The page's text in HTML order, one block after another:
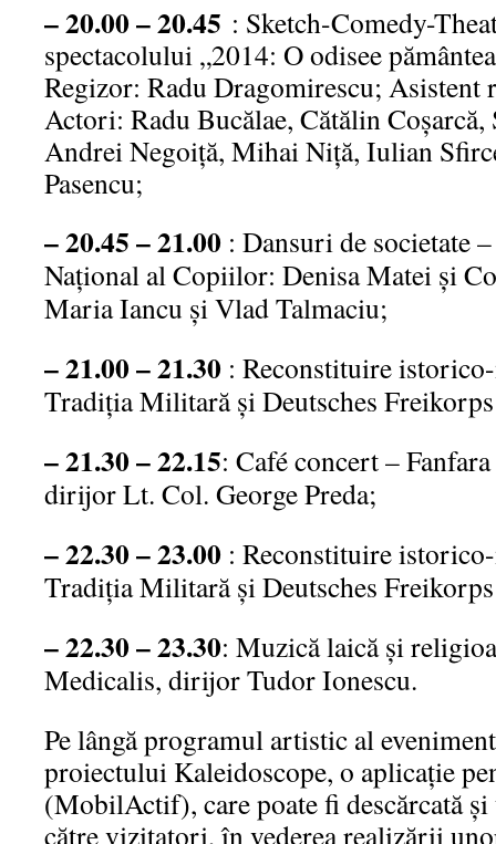
– 20.00 – 20.45 : Sketch-Comedy-
spectacolului „2014: O odisee
Regizor: Radu Dragomirescu; Asistent
Actori: Radu Bucălae, Cătălin Coşarcă,
Andrei Negoiţă, Mihai Niţă, Iulian
Pasencu;
– 20.45 – 21.00 : Dansuri de societate
Naţional al Copiilor: Denisa Matei şi
Maria Iancu și Vlad Talmaciu;
– 21.00 – 21.30 : Reconstituire
Tradiţia Militară şi Deutsches
– 21.30 – 22.15: Café concert –
dirijor Lt. Col. George Preda;
– 22.30 – 23.00 : Reconstituire
Tradiţia Militară şi Deutsches Freikorps
– 22.30 – 23.30: Muzică laică şi
Medicalis, dirijor Tudor Ionescu.
Pe lângă programul artistic al
proiectului Kaleidoscope, o aplicaţie
(MobilActif), care poate fi descărcată
către vizitatori, în vederea realizării